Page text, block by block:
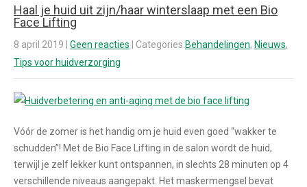
Haal je huid uit zijn/haar winterslaap met een Bio
Face Lifting
8 april 2019 Geen reacties | Categories:Behandelingen, Nieuws,
Tips voor huidverzorging
Vóór de zomer is het handig om je huid even goed “wakker te
schudden”! Met de Bio Face Lifting in de salon wordt de huid,
terwijl je zelf lekker kunt ontspannen, in slechts 28 minuten op 4
verschillende niveaus aangepakt. Het maskermengsel bevat